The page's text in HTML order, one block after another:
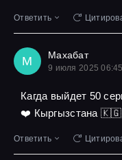
Ответить
М Махабат
9 июля 2025 06:45
Кагда выйдет 50
❤️ Кыргызстана 🇰🇬
Ответить